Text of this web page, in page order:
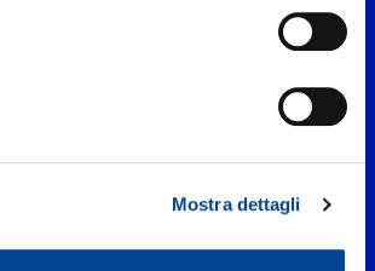
Mostra dettagli
Nervesa, 21 - 20139 Milano